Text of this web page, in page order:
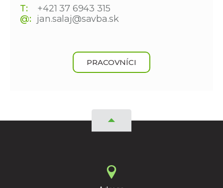
T:
+421 37 6943 315
@: jan.salaj@savba.sk
PRACOVNÍCI